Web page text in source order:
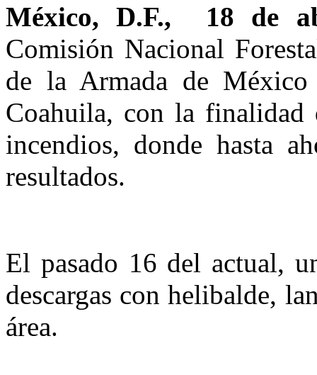
México, D.F., 18 de
Comisión Nacional
de la Armada de
Coahuila, con la finalidad
incendios, donde hasta
resultados.
El pasado 16 del actual,
descargas con helibalde,
área.